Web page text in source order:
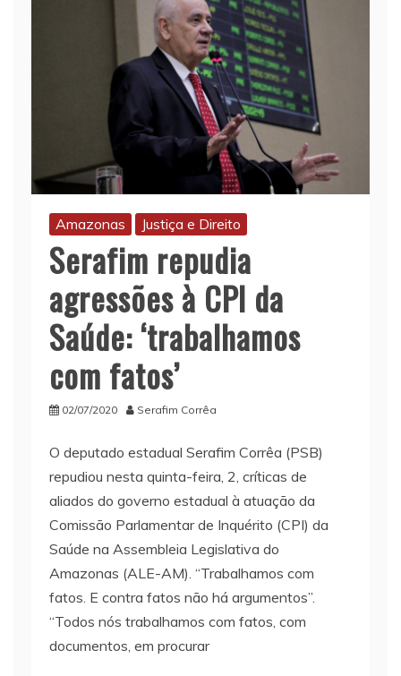
Amazonas Justiça e Direito
Serafim repudia
agressões à CPI da
Saúde: ‘trabalhamos
com fatos’
02/07/2020 Serafim Corrêa
O deputado estadual Serafim Corrêa (PSB)
repudiou nesta quinta-feira, 2, críticas de
aliados do governo estadual à atuação da
Comissão Parlamentar de Inquérito (CPI) da
Saúde na Assembleia Legislativa do
Amazonas (ALE-AM). “Trabalhamos com
fatos. E contra fatos não há argumentos”.
“Todos nós trabalhamos com fatos, com
documentos, em procurar